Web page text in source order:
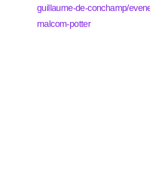
guillaume-de-conchamp/
malcom-potter